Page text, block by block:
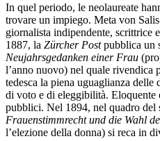
In quel periodo, le neolaureate
trovare un impiego. Meta von
giornalista indipendente, scrittrice
1887, la Zürcher Postpubblica un
Neujahrsgedanken einer Frau
l’anno nuovo) nel quale rivendica
tedesca la piena uguaglianza
di voto e di eleggibilità. Eloquente
pubblici. Nel 1894, nel quadro
Frauenstimmrecht und die Wahl
l’elezione della donna) si reca in